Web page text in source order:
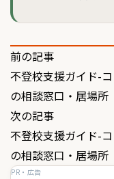
投
稿
ナ
ビ
ゲ
前の記事
不登校支援ガイド-
の相談窓口・居場所
次の記事
不登校支援ガイド-
の相談窓口・居場所
PR・広告